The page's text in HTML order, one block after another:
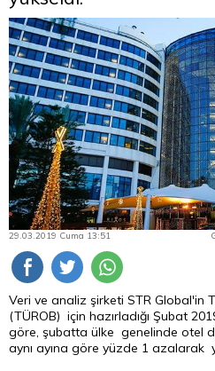
29.03.2019 Cuma 13:51
Veri ve analiz şirketi STR Global'in
(TÜROB) için hazırladığı Şubat
göre, şubatta ülke genelinde otel
aynı ayına göre yüzde 1 azalarak